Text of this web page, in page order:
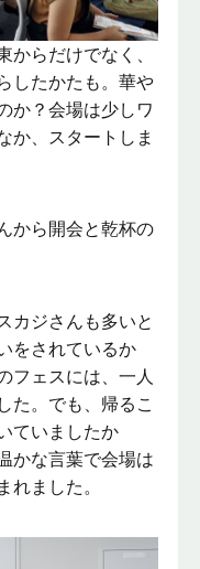
からだけでなく、
したかたも。華や
か？会場は少しワ
か、スタートしま
から開会と乾杯の
カジさんも多いと
をされているか
フェスには、一人
た。でも、帰るこ
ていましたか
かな言葉で会場は
れました。